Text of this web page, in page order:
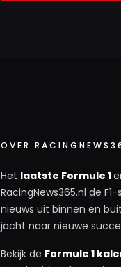
OVER
Het laatste Formule 1
RacingNews365.nl de
nieuws uit binnen en
jacht naar nieuwe
Bekijk de Formule 1